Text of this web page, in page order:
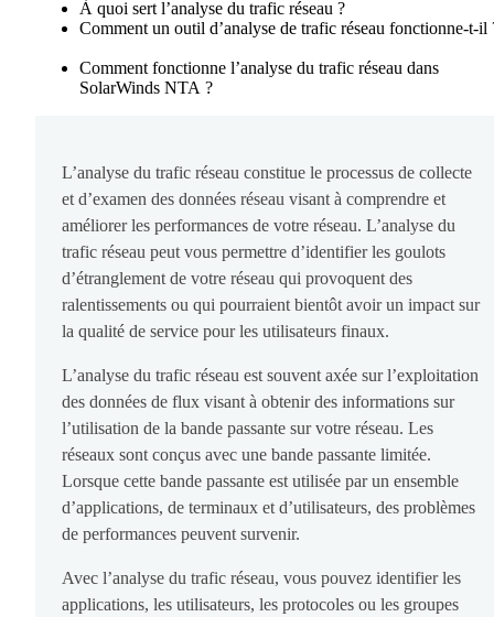
À quoi sert l’analyse du trafic réseau ?
Comment un outil d’analyse de trafic réseau fonctionne-t-il
Comment fonctionne l’analyse du trafic réseau dans
SolarWinds NTA ?
L’analyse du trafic réseau constitue le processus de collecte
et d’examen des données réseau visant à comprendre et
améliorer les performances de votre réseau. L’analyse du
trafic réseau peut vous permettre d’identifier les goulots
d’étranglement de votre réseau qui provoquent des
ralentissements ou qui pourraient bientôt avoir un impact sur
la qualité de service pour les utilisateurs finaux.
L’analyse du trafic réseau est souvent axée sur l’exploitation
des données de flux visant à obtenir des informations sur
l’utilisation de la bande passante sur votre réseau. Les
réseaux sont conçus avec une bande passante limitée.
Lorsque cette bande passante est utilisée par un ensemble
d’applications, de terminaux et d’utilisateurs, des problèmes
de performances peuvent survenir.
Avec l’analyse du trafic réseau, vous pouvez identifier les
applications, les utilisateurs, les protocoles ou les groupes